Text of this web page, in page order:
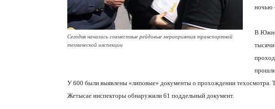
Сегодня начались совместные рейдовые мероприятия транспортной
технической инспекции
ночью
В
У 600 были выявлены «липовые» документы о прохождении техосмотра.
Жетысае инспекторы обнаружили 61 поддельный документ.